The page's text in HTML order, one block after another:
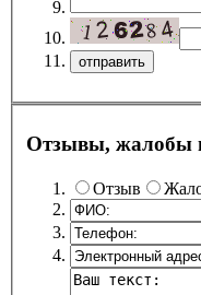
Отзывы, жалобы
Отзыв